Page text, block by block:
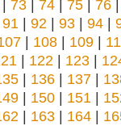
| 73| 74| 75| 76
91 | 92 | 93| 94|
| 108 | 109 |
| 122 | 123|
| 136| 137|
| 150| 151 |
| 163| 164|